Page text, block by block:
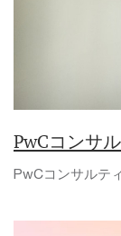
PwCコンサ
PwCコンサルテ